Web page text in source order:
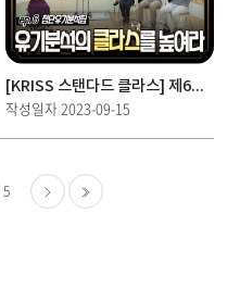
[KRISS 스탠다드 클라스] 제6화 첨단유기분석팀/세상의 모든 원소를 분석하다!
작성일자2023-09-15
5